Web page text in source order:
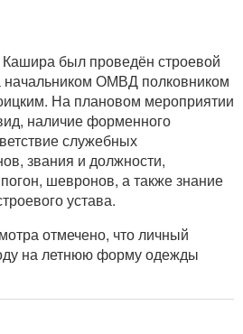
был проведён строевой
начальником ОМВД полковником
На плановом мероприятии
наличие форменного
служебных
звания и должности,
шевронов, а также знание
устава.
отмечено, что личный
на летнюю форму одежды